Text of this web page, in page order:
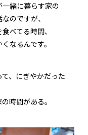
緒に暮らす家の
のですが、
べてる時間、
なるんです。
、にぎやかだった
時間がある。